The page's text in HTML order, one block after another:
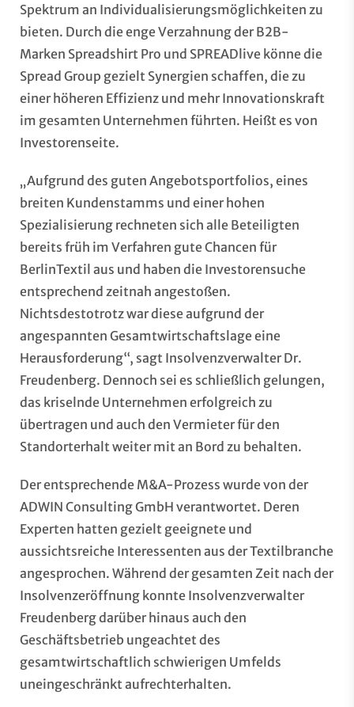
Spektrum an Individualisierungsmöglichkeiten zu
bieten. Durch die enge Verzahnung der B2B-
Marken Spreadshirt Pro und SPREADlive könne die
Spread Group gezielt Synergien schaffen, die zu
einer höheren Effizienz und mehr Innovationskraft
im gesamten Unternehmen führten. Heißt es von
Investorenseite.
„Aufgrund des guten Angebotsportfolios, eines
breiten Kundenstamms und einer hohen
Spezialisierung rechneten sich alle Beteiligten
bereits früh im Verfahren gute Chancen für
BerlinTextil aus und haben die Investorensuche
entsprechend zeitnah angestoßen.
Nichtsdestotrotz war diese aufgrund der
angespannten Gesamtwirtschaftslage eine
Herausforderung“, sagt Insolvenzverwalter Dr.
Freudenberg. Dennoch sei es schließlich gelungen,
das kriselnde Unternehmen erfolgreich zu
übertragen und auch den Vermieter für den
Standorterhalt weiter mit an Bord zu behalten.
Der entsprechende M&A-Prozess wurde von der
ADWIN Consulting GmbH verantwortet. Deren
Experten hatten gezielt geeignete und
aussichtsreiche Interessenten aus der Textilbranche
angesprochen. Während der gesamten Zeit nach der
Insolvenzeröffnung konnte Insolvenzverwalter
Freudenberg darüber hinaus auch den
Geschäftsbetrieb ungeachtet des
gesamtwirtschaftlich schwierigen Umfelds
uneingeschränkt aufrechterhalten.